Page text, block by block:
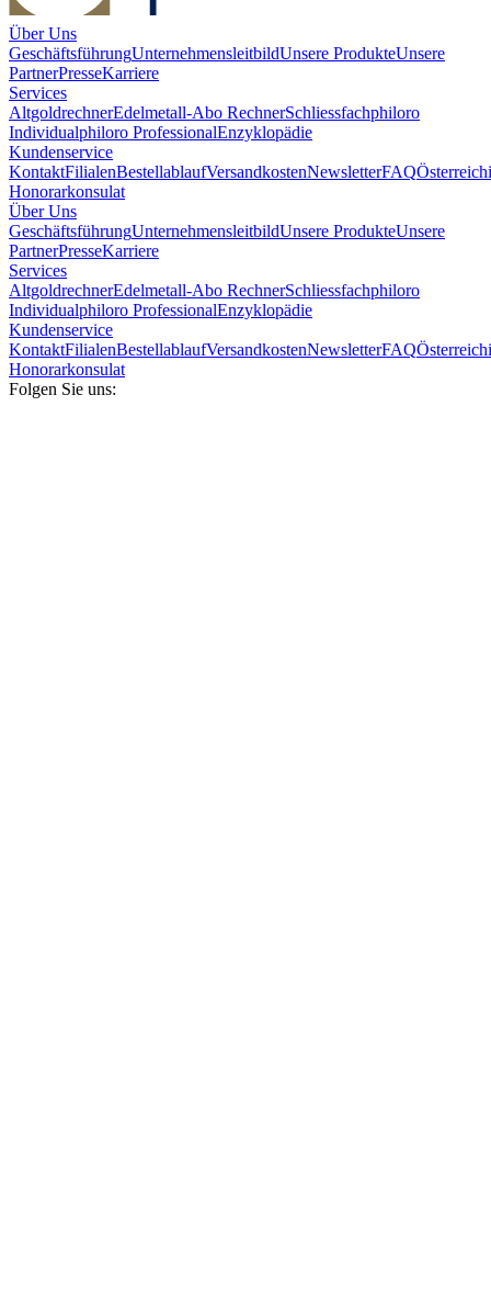
Über Uns
GeschäftsführungUnternehmensleitbildUnsere ProdukteUnsere
PartnerPresseKarriere
Services
AltgoldrechnerEdelmetall-Abo RechnerSchliessfachphiloro
Individualphiloro ProfessionalEnzyklopädie
Kundenservice
KontaktFilialenBestellablaufVersandkostenNewsletterFAQ
Honorarkonsulat
Über Uns
GeschäftsführungUnternehmensleitbildUnsere ProdukteUnsere
PartnerPresseKarriere
Services
AltgoldrechnerEdelmetall-Abo RechnerSchliessfachphiloro
Individualphiloro ProfessionalEnzyklopädie
Kundenservice
KontaktFilialenBestellablaufVersandkostenNewsletterFAQ
Honorarkonsulat
Folgen Sie uns: